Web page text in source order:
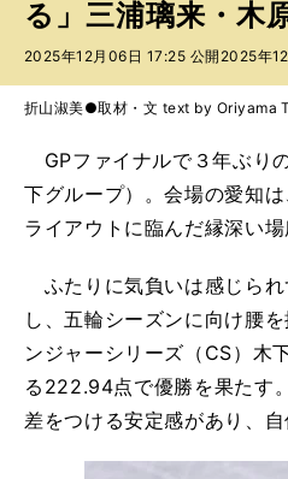
ル
テ
ィ
ー
バ
る」三浦璃来・木
2025年12月06日 17:25 公開 2025年
折山淑美●取材・文 text by Oriyama
GPファイナルで３年ぶり
下グループ）。会場の愛知
ライアウトに臨んだ縁深い場
ふたりに気負いは感じられ
し、五輪シーズンに向け腰
ンジャーシリーズ（CS）木
る222.94点で優勝を果たす
差をつける安定感があり、自